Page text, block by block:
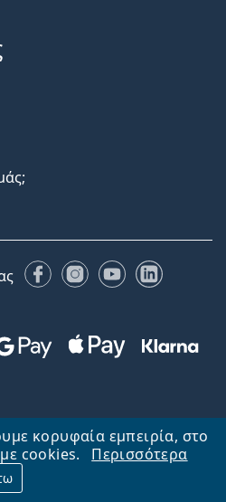
κορυφαία εμπειρία, στο
cookies.
Περισσότερα
FacebookInstagram
YouTubeLinkedIn
σελίδα